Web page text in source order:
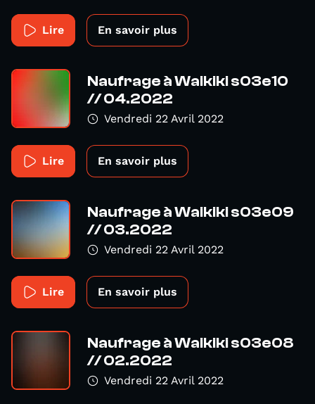
Lire En savoir plus
Naufrage à Waikiki s03e10
// 04.2022
Vendredi 22 Avril 2022
Lire En savoir plus
Naufrage à Waikiki s03e09
// 03.2022
Vendredi 22 Avril 2022
Lire En savoir plus
Naufrage à Waikiki s03e08
// 02.2022
Vendredi 22 Avril 2022